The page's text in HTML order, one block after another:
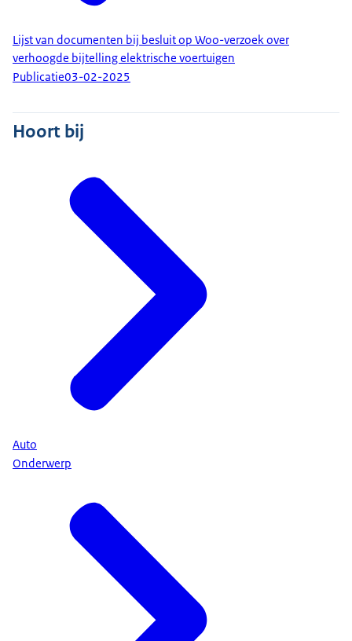
Lijst van documenten bij besluit op Woo-verzoek over
verhoogde bijtelling elektrische voertuigen
Publicatie03-02-2025
Hoort bij
Auto
Onderwerp